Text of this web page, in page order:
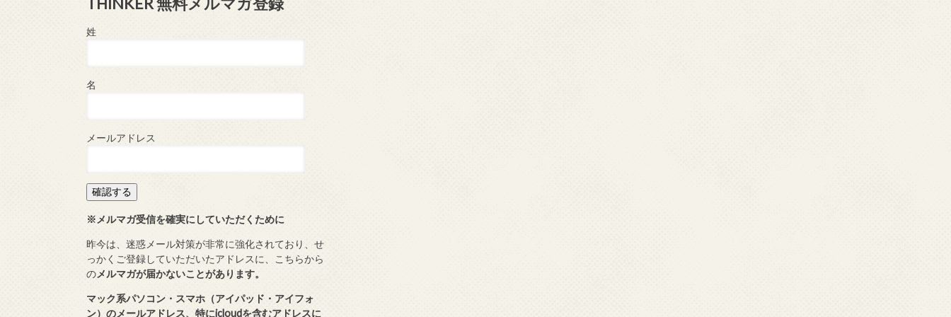
姓
名
メールアドレス
※メルマガ受信を確実にしていただくために
昨今は、迷惑メール対策が非常に強化されており、せ
っかくご登録していただいたアドレスに、こちらから
のメルマガが届かないことがあります。
マック系パソコン・スマホ（アイパッド・アイフォ
ン）のメールアドレス、特にicloudを含むアドレスに